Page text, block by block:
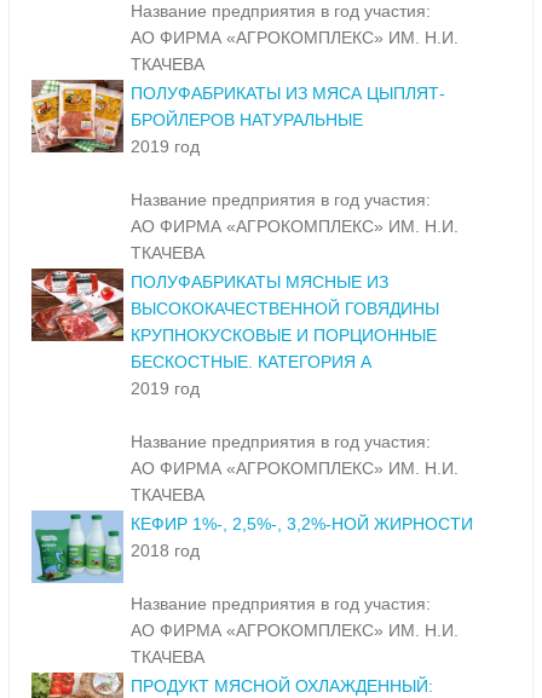
Название предприятия в год участия:
АО ФИРМА «АГРОКОМПЛЕКС» ИМ. Н.И.
ТКАЧЕВА
ПОЛУФАБРИКАТЫ ИЗ МЯСА ЦЫПЛЯТ-
БРОЙЛЕРОВ НАТУРАЛЬНЫЕ
2019 год
Название предприятия в год участия:
АО ФИРМА «АГРОКОМПЛЕКС» ИМ. Н.И.
ТКАЧЕВА
ПОЛУФАБРИКАТЫ МЯСНЫЕ ИЗ
ВЫСОКОКАЧЕСТВЕННОЙ ГОВЯДИНЫ
КРУПНОКУСКОВЫЕ И ПОРЦИОННЫЕ
БЕСКОСТНЫЕ. КАТЕГОРИЯ А
2019 год
Название предприятия в год участия:
АО ФИРМА «АГРОКОМПЛЕКС» ИМ. Н.И.
ТКАЧЕВА
КЕФИР 1%-, 2,5%-, 3,2%-НОЙ ЖИРНОСТИ
2018 год
Название предприятия в год участия:
АО ФИРМА «АГРОКОМПЛЕКС» ИМ. Н.И.
ТКАЧЕВА
ПРОДУКТ МЯСНОЙ ОХЛАЖДЕННЫЙ: